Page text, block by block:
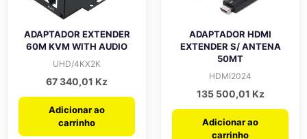
ADAPTADOR EXTENDER
60M KVM WITH AUDIO
UHD/4KX2K
67 340,01 Kz
Adicionar ao
carrinho
ADAPTADOR HDMI
EXTENDER S/ ANTENA
50MT
HDMI2024
135 500,01 Kz
Adicionar ao
carrinho